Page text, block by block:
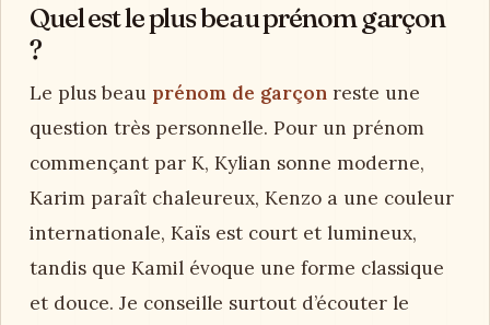
Quel est le plus beau prénom garçon
?
Le plus beau prénom de garçon reste une
question très personnelle. Pour un prénom
commençant par K, Kylian sonne moderne,
Karim paraît chaleureux, Kenzo a une couleur
internationale, Kaïs est court et lumineux,
tandis que Kamil évoque une forme classique
et douce. Je conseille surtout d’écouter le